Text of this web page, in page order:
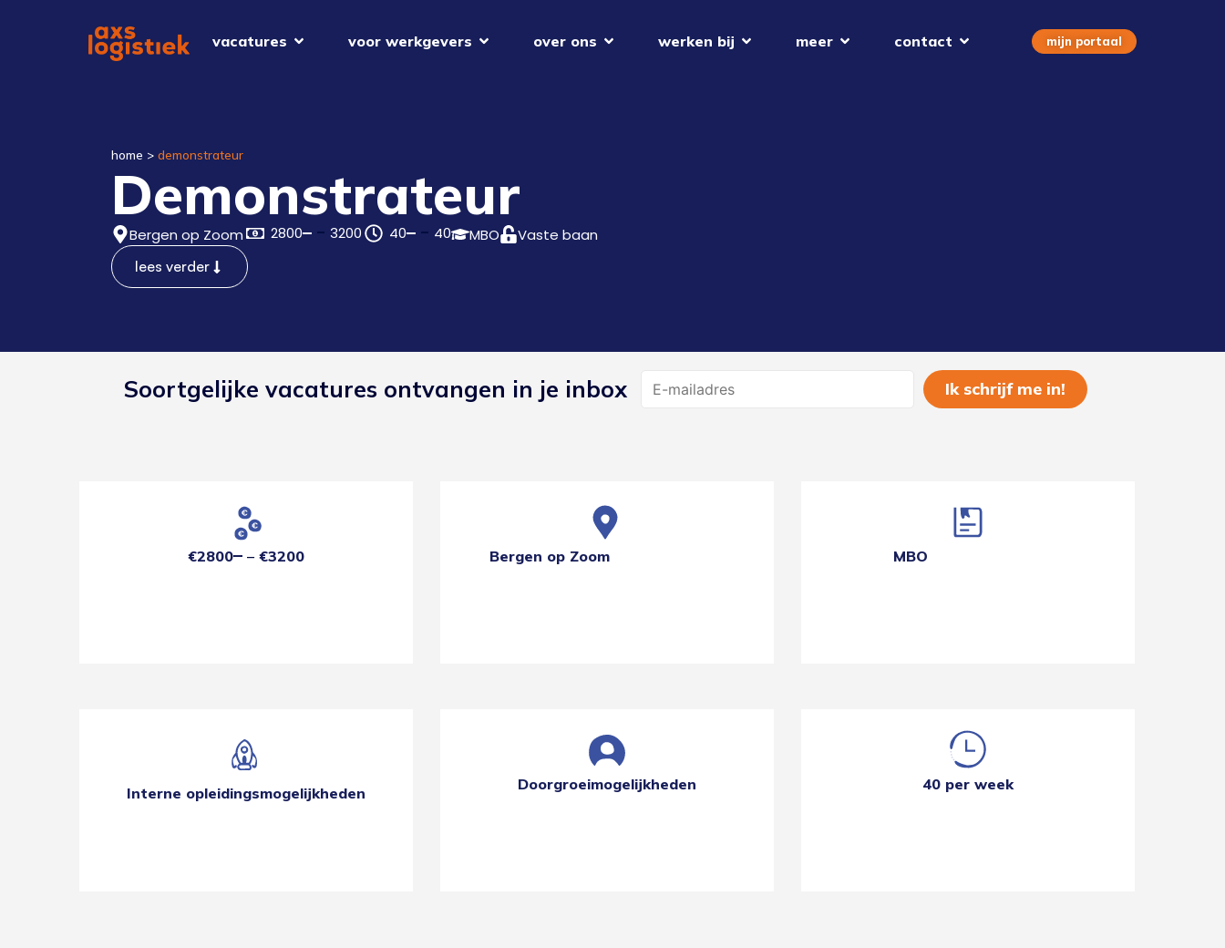
vacatures voor werkgevers over ons werken bij meer contact mijn portaal
home > demonstrateur
Demonstrateur
Bergen op Zoom 2800 3200 40 40 MBO Vaste baan
lees verder
Soortgelijke vacatures ontvangen in je inbox
€2800 €3200 Bergen op Zoom MBO
Interne opleidingsmogelijkheden Doorgroeimogelijkheden 40 per week